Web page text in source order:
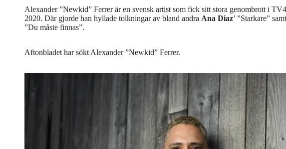
Alexander ”Newkid” Ferrer är en svensk artist som fick sitt stora genombrott i
2020. Där gjorde han hyllade tolkningar av bland andra Ana Diaz’ ”Starkare” samt
”Du måste finnas”.
Aftonbladet har sökt Alexander ”Newkid” Ferrer.